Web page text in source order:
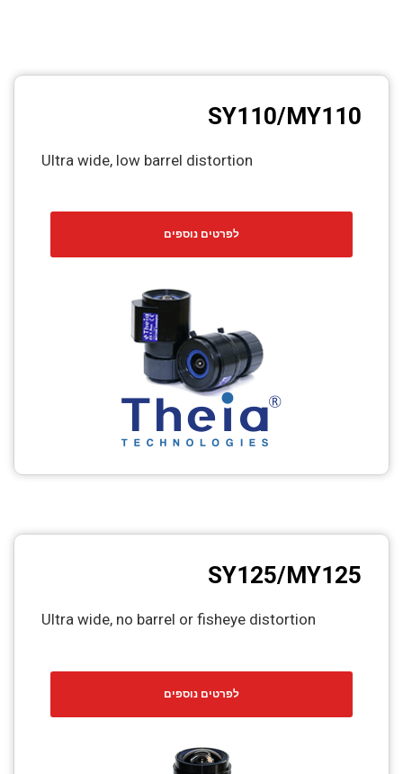
SY110/MY110
Ultra wide, low barrel distortion
לפרטים נוספים
SY125/MY125
Ultra wide, no barrel or fisheye distortion
לפרטים נוספים